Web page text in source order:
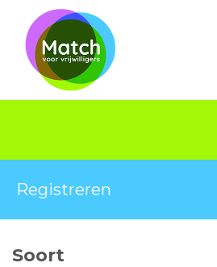
Home
Activiteiten
Projecten
Over Match
Registreren
Soort